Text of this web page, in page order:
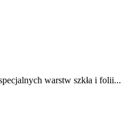
warstw szkła i folii...